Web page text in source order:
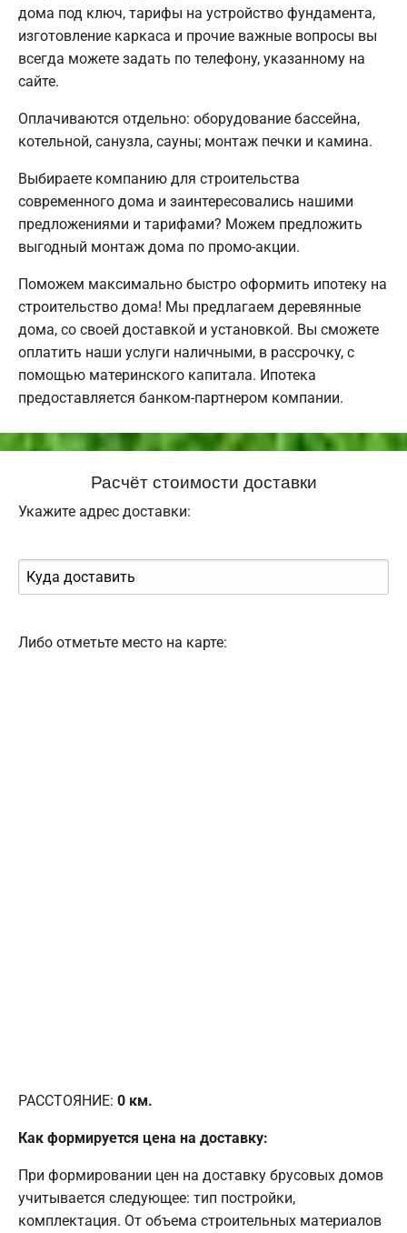
дома под ключ, тарифы на устройство фундамента,
изготовление каркаса и прочие важные вопросы вы
всегда можете задать по телефону, указанному на
сайте.
Оплачиваются отдельно: оборудование бассейна,
котельной, санузла, сауны; монтаж печки и камина.
Выбираете компанию для строительства
современного дома и заинтересовались нашими
предложениями и тарифами? Можем предложить
выгодный монтаж дома по промо-акции.
Поможем максимально быстро оформить ипотеку на
строительство дома! Мы предлагаем деревянные
дома, со своей доставкой и установкой. Вы сможете
оплатить наши услуги наличными, в рассрочку, с
помощью материнского капитала. Ипотека
предоставляется банком-партнером компании.
Расчёт стоимости доставки
Укажите адрес доставки:
Либо отметьте место на карте:
РАССТОЯНИЕ: 0 км.
Как формируется цена на доставку:
При формировании цен на доставку брусовых домов
учитывается следующее: тип постройки,
комплектация. От объема строительных материалов